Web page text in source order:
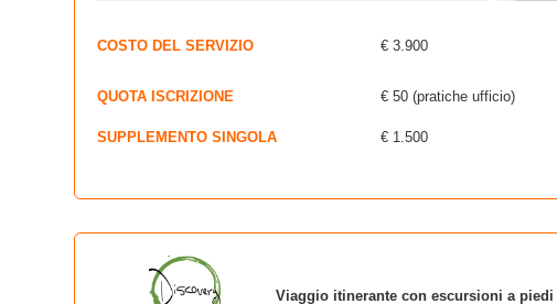
COSTO DEL SERVIZIO € 3.900
QUOTA ISCRIZIONE € 50 (pratiche ufficio)
SUPPLEMENTO SINGOLA € 1.500
Viaggio itinerante con escursioni a